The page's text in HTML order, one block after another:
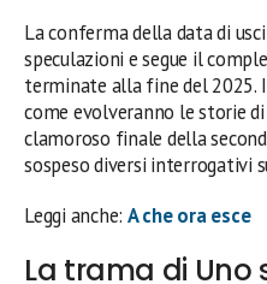
La conferma della data di
speculazioni e segue il
terminate alla fine del 2025.
come evolveranno le storie di
clamoroso finale della
sospeso diversi interrogativi
Leggi anche: A che ora esce
La trama di Uno